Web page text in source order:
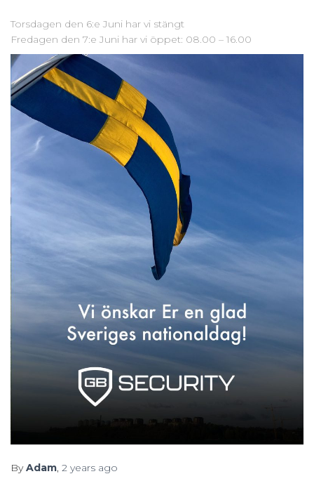
Torsdagen den 6:e Juni har vi stängt
Fredagen den 7:e Juni har vi öppet: 08.00 – 16.00
ByAdam, 2 years ago